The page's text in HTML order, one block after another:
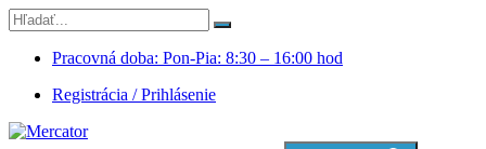
Pracovná doba: Pon-Pia: 8:30 – 16:00 hod
Registrácia / Prihlásenie